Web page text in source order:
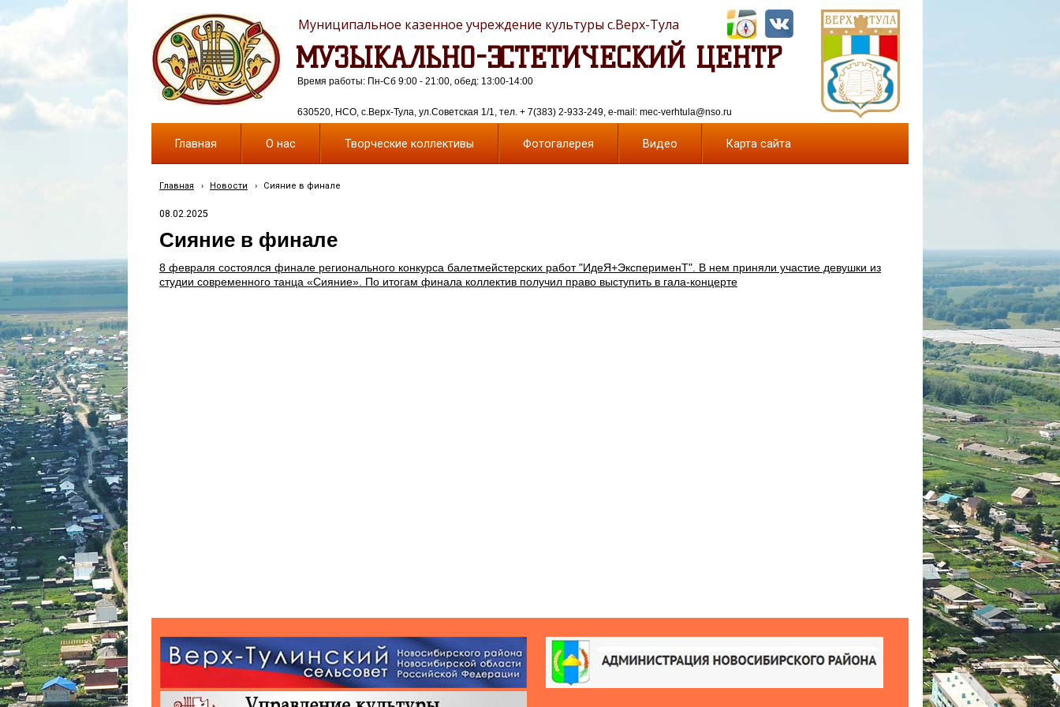
МУЗЫКАЛЬНО-ЭСТЕТИЧЕСКИЙ ЦЕНТР
Муниципальное казенное учреждение культуры с.Верх-Тула
630520, НСО, с.Верх-Тула, ул.Советская 1/1, тел. + 7(383) 2-933-249, e-mail: mec-verhtula@nso.ru
Время работы: Пн-Сб 9:00 - 21:00, обед: 13:00-14:00
Главная О нас Творческие коллективы Фотогалерея Видео Карта сайта
Главная › Новости › Сияние в финале
08.02.2025
Сияние в финале
8 февраля состоялся финале регионального конкурса балетмейстерских работ "ИдеЯ+ЭксперименТ". В нем приняли участие девушки из
студии современного танца «Сияние». По итогам финала коллектив получил право выступить в гала-концерте